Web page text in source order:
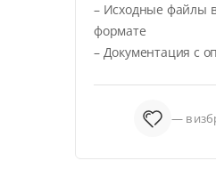
– Исходные файлы
формате
– Документация с
— в